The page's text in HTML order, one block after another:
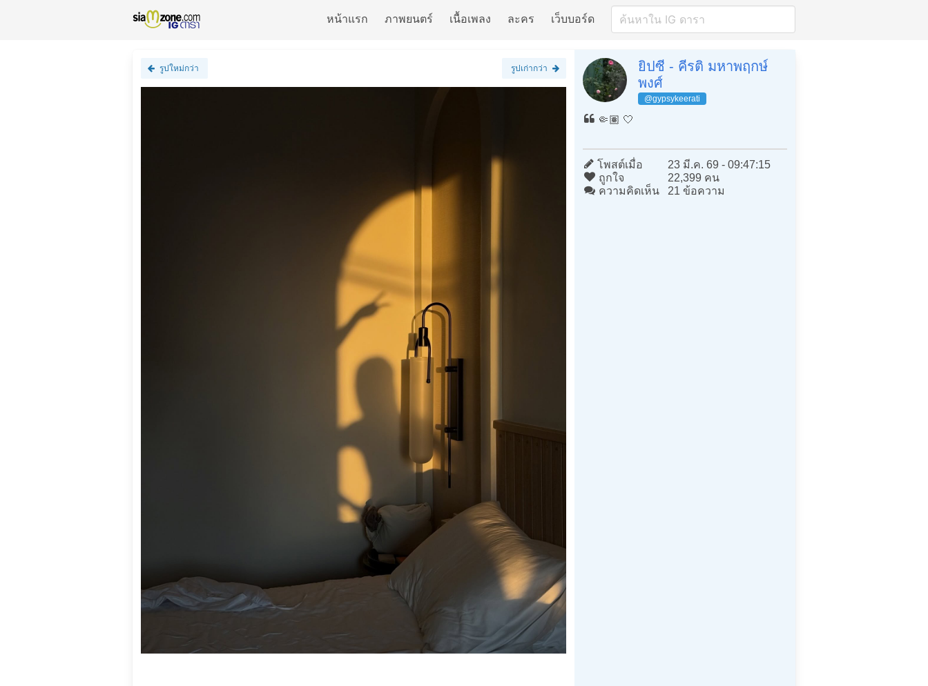
หน้าแรก ภาพยนตร์ เนื้อเพลง ละคร เว็บบอร์ด
รูปใหม่กว่า รูปเก่ากว่า
ยิปซี - คีรติ มหาพฤกษ์
พงศ์
@gypsykeerati
🤏🏽 🤍
โพสต์เมื่อ
23 มี.ค. 69 - 09:47:15
ถูกใจ
22,399 คน
ความคิดเห็น
21 ข้อความ